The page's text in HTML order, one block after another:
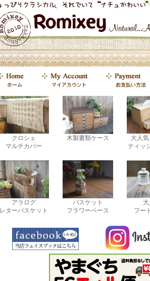
クロシェ
マルチカバー
木製書類ケース
大人
ティッ
アラログ
レターバスケット
バスケット
フラワーベース
フー